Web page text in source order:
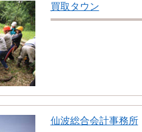
買取タウン
仙波総合会計事務所